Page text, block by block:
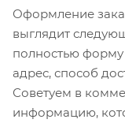
Оформление
выглядит
полностью
адрес, способ
Советуем в
информацию,